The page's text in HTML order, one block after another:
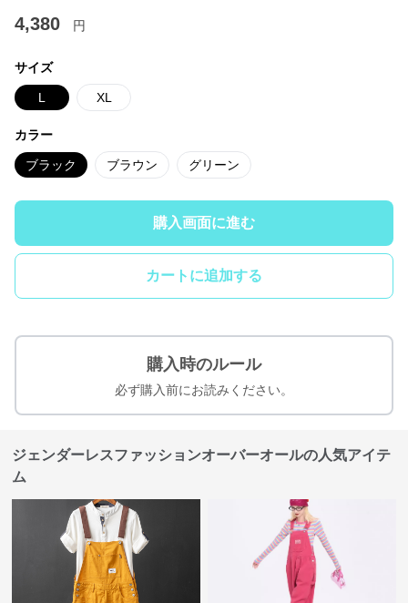
4,380 円
サイズ
L XL
カラー
ブラック ブラウン グリーン
購入画面に進む
カートに追加する
購入時のルール
必ず購入前にお読みください。
ジェンダーレスファッションオーバーオールの人気アイテ
ム